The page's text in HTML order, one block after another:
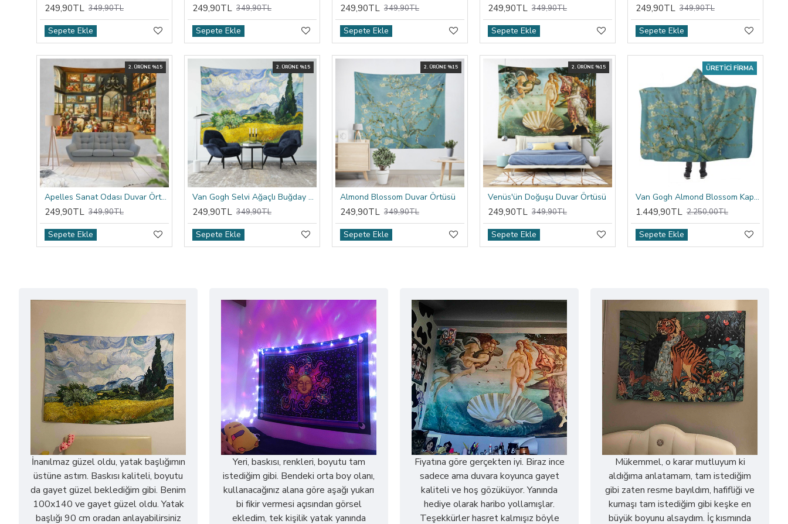
249,90TL 349,90TL
Sepete Ekle
249,90TL 349,90TL
Sepete Ekle
249,90TL 349,90TL
Sepete Ekle
249,90TL 349,90TL
Sepete Ekle
249,90TL 349,90TL
Sepete Ekle
2. ÜRÜNE %15
Apelles Sanat Odası Duvar Örtüsü
249,90TL 349,90TL
Sepete Ekle
2. ÜRÜNE %15
Van Gogh Selvi Ağaçlı Buğday Tarlası Duvar Örtüsü
249,90TL 349,90TL
Sepete Ekle
2. ÜRÜNE %15
Almond Blossom Duvar Örtüsü
249,90TL 349,90TL
Sepete Ekle
2. ÜRÜNE %15
Venüs'ün Doğuşu Duvar Örtüsü
249,90TL 349,90TL
Sepete Ekle
ÜRETICI FIRMA
Van Gogh Almond Blossom Kapşonlu Battaniye
1.449,90TL 2.250,00TL
Sepete Ekle
İnanılmaz güzel oldu, yatak başlığımın
üstüne astım. Baskısı kaliteli, boyutu
da gayet güzel beklediğim gibi. Benim
100x140 ve gayet güzel oldu. Yatak
başlığı 90 cm oradan anlayabilirsiniz
Yeri, baskısı, renkleri, boyutu tam
istediğim gibi. Bendeki orta boy olanı,
kullanacağınız alana göre aşağı yukarı
bi fikir vermesi açısından görsel
ekledim, tek kişilik yatak yanında
Fiyatına göre gerçekten iyi. Biraz ince
sadece ama duvara koyunca gayet
kaliteli ve hoş gözüküyor. Yanında
hediye olarak haribo yollamışlar.
Teşekkürler hasret kalmışız böyle
Mükemmel, o karar mutluyum ki
aldığıma anlatamam, tam istediğim
gibi zaten resme bayıldım, hafifliği ve
kumaşı tam istediğim gibi keşke en
büyük boyunu alsaydım. İç kısmında